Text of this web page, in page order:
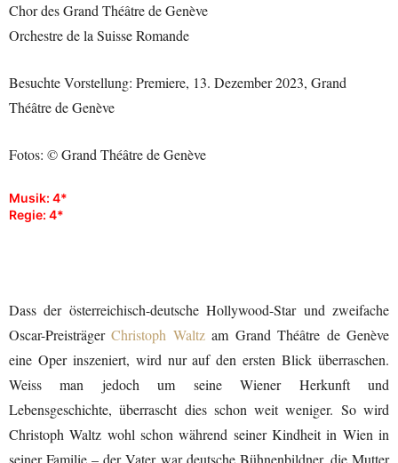
Chor des Grand Théâtre de Genève
Orchestre de la Suisse Romande
Besuchte Vorstellung: Premiere, 13. Dezember 2023, Grand
Théâtre de Genève
Fotos: © Grand Théâtre de Genève
Musik: 4*
Regie: 4*
Dass der österreichisch-deutsche Hollywood-Star und zweifache
Oscar-PreisträgerChristoph Waltzam Grand Théâtre de Genève
eine Oper inszeniert, wird nur auf den ersten Blick überraschen.
Weiss man jedoch um seine Wiener Herkunft und
Lebensgeschichte, überrascht dies schon weit weniger. So wird
Christoph Waltz wohl schon während seiner Kindheit in Wien in